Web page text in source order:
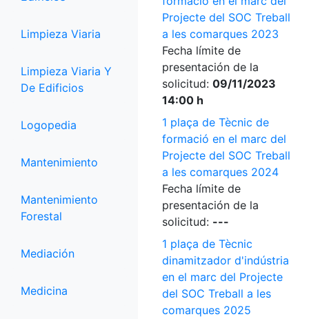
Limpieza Viaria
Limpieza Viaria Y
De Edificios
Logopedia
Mantenimiento
Mantenimiento
Forestal
Mediación
Medicina
Projecte del SOC Treball
a les comarques 2023
Fecha límite de
presentación de la
solicitud: 09/11/2023
14:00 h
1 plaça de Tècnic de
formació en el marc del
Projecte del SOC Treball
a les comarques 2024
Fecha límite de
presentación de la
solicitud: ---
1 plaça de Tècnic
dinamitzador d'indústria
en el marc del Projecte
del SOC Treball a les
comarques 2025